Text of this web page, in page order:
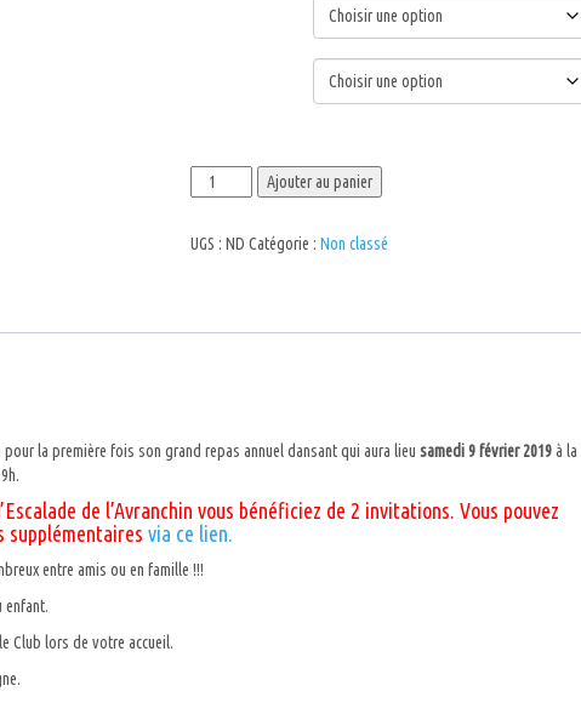
quantité
de
du
Ajouter au panier
UGS :ND Catégorie :Non classé
pour la première fois son grand repas annuel dansant qui aura lieu samedi 9 février 2019à la
de l’Avranchin vous bénéficiez de 2 invitations. Vous pouvez
supplémentaires via ce lien.
entre amis ou en famille !!!
enfant.
Club lors de votre accueil.